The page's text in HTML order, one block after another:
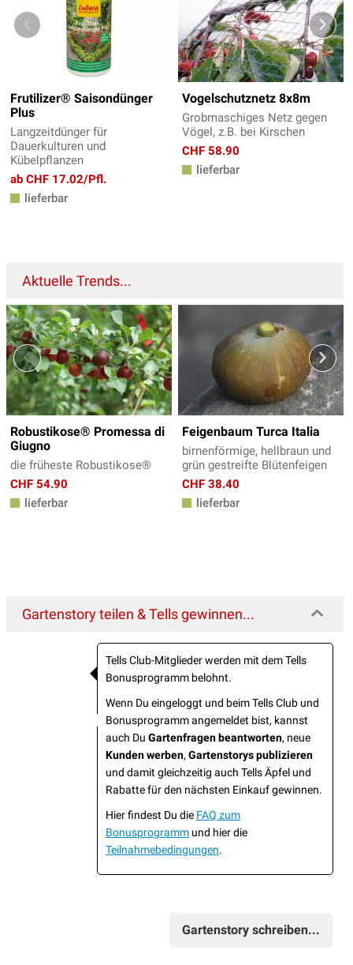
Frutilizer® Saisondünger
Plus
Langzeitdünger für
Dauerkulturen und
Kübelpflanzen
ab CHF 17.02/Pfl.
lieferbar
Vogelschutznetz 8x8m
Grobmaschiges Netz gegen
Vögel, z.B. bei Kirschen
CHF 58.90
lieferbar
Aktuelle Trends...
Robustikose® Promessa di
Giugno
die früheste Robustikose®
CHF 54.90
lieferbar
Feigenbaum Turca Italia
birnenförmige, hellbraun und
grün gestreifte Blütenfeigen
CHF 38.40
lieferbar
Gartenstory teilen & Tells gewinnen...
Tells Club-Mitglieder werden mit dem Tells
Bonusprogramm belohnt.
Wenn Du eingeloggt und beim Tells Club und
Bonusprogramm angemeldet bist, kannst
auch Du Gartenfragen beantworten, neue
Kunden werben, Gartenstorys publizieren
und damit gleichzeitig auch Tells Äpfel und
Rabatte für den nächsten Einkauf gewinnen.
Hier findest Du die FAQ zum
Bonusprogramm und hier die
Teilnahmebedingungen.
Gartenstory schreiben...